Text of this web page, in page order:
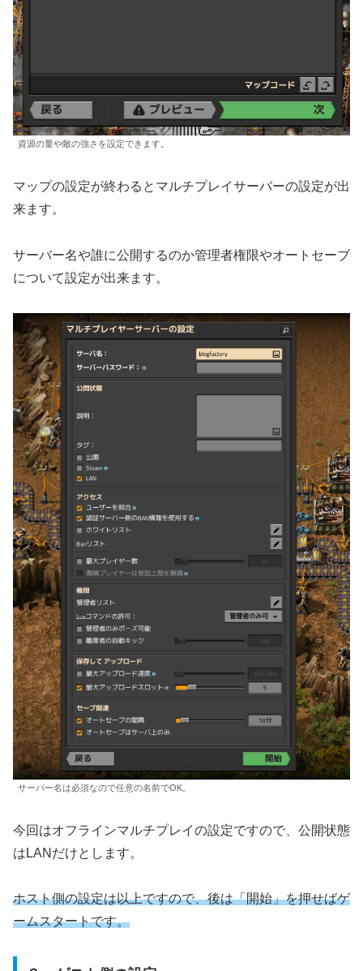
資源の量や敵の強さを設定できます。
マップの設定が終わるとマルチプレイサーバーの設定が出
来ます。
サーバー名や誰に公開するのか管理者権限やオートセーブ
について設定が出来ます。
サーバー名は必須なので任意の名前でOK。
今回はオフラインマルチプレイの設定ですので、公開状態
はLANだけとします。
ホスト側の設定は以上ですので、後は「開始」を押せばゲ
ームスタートです。